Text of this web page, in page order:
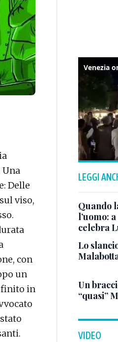
Una
Delle
viso,
con
un
finito in
LEGGI
Quando
l’uomo:
celebra
Lo
Un
“quasi”
VIDEO